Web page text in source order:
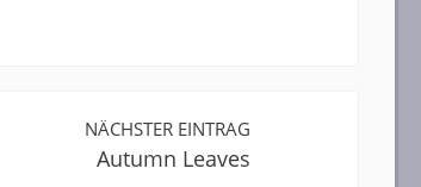
NÄCHSTER EINTRAG
Autumn Leaves